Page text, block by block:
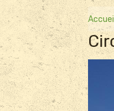
Accueil